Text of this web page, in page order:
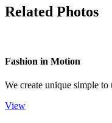
Related Photos
Fashion in Motion
We create unique simple
View